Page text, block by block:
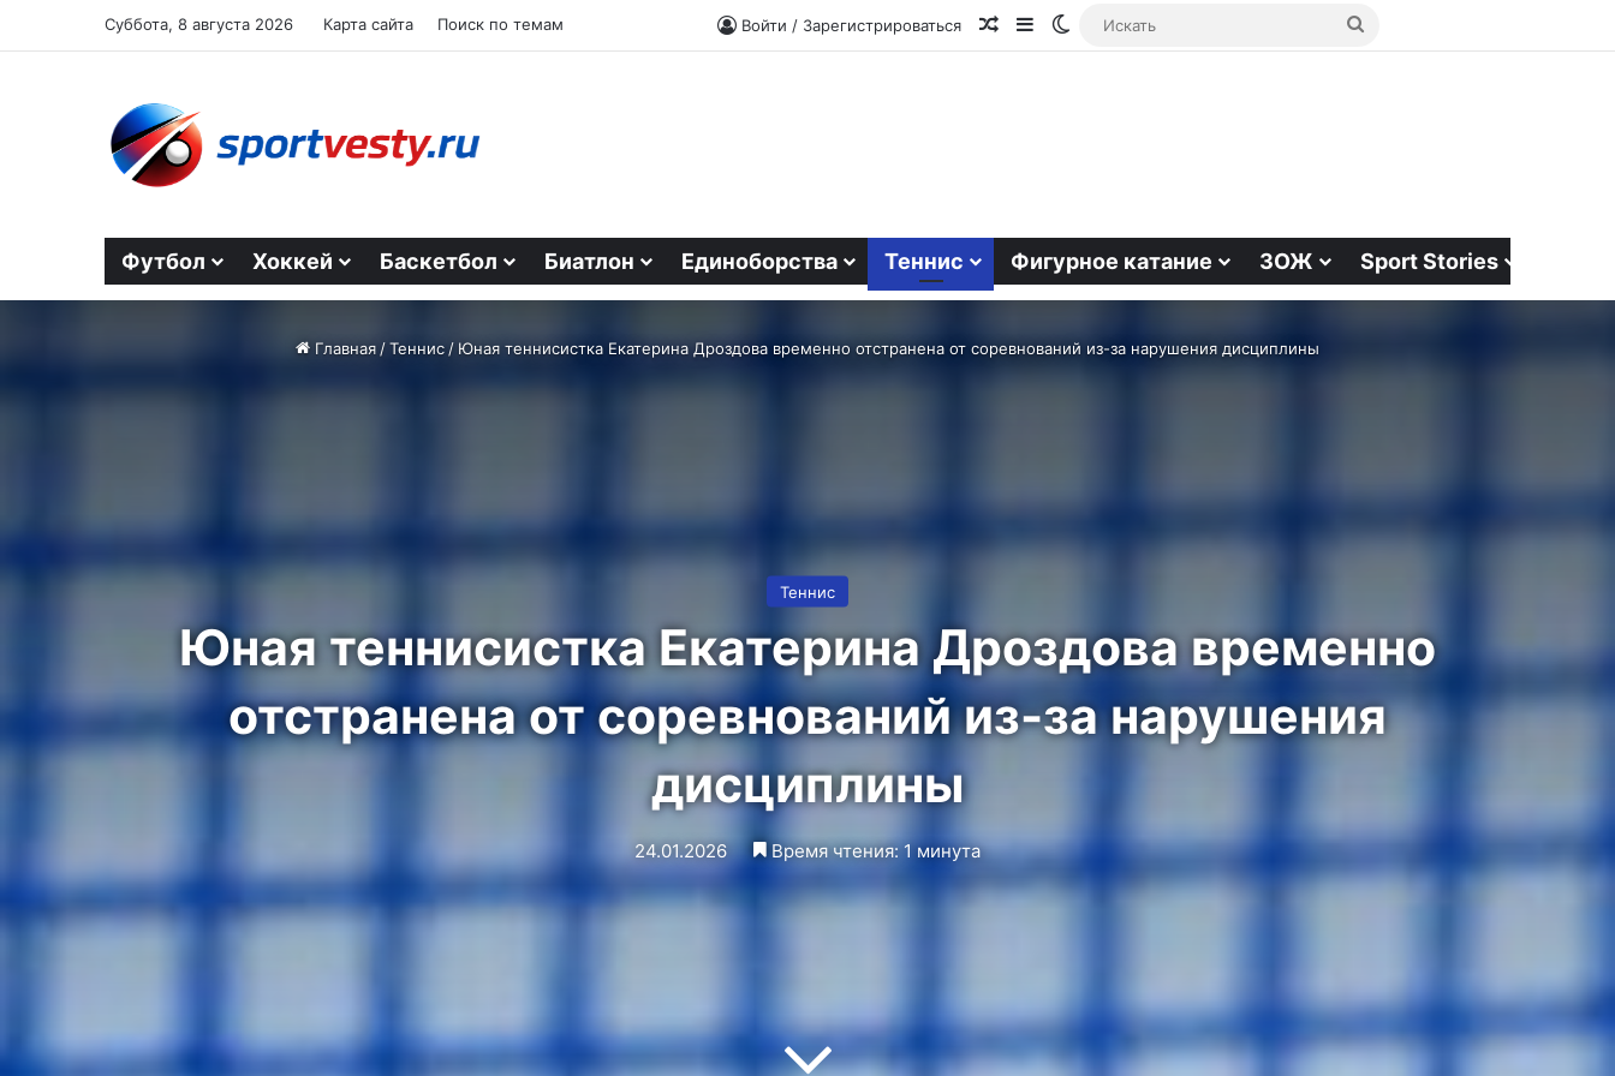
Суббота, 8 августа 2026 Карта сайта Поиск по темам Войти / Зарегистрироваться Случайная статья
SidebarSwitch skin Искать
Футбол Хоккей Баскетбол Биатлон Единоборства Теннис Фигурное катание ЗОЖ Sport Stories
Главная /Теннис / Юная теннисистка Екатерина Дроздова временно отстранена от соревнований из-за нарушения дисциплины
Теннис
Юная теннисистка Екатерина Дроздова временно
отстранена от соревнований из-за нарушения
дисциплины
24.01.2026 Время чтения: 1 минута